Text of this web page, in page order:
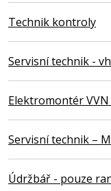
Technik kontroly
Servisní technik -
Elektromontér
Servisní technik –
Údržbář - pouze